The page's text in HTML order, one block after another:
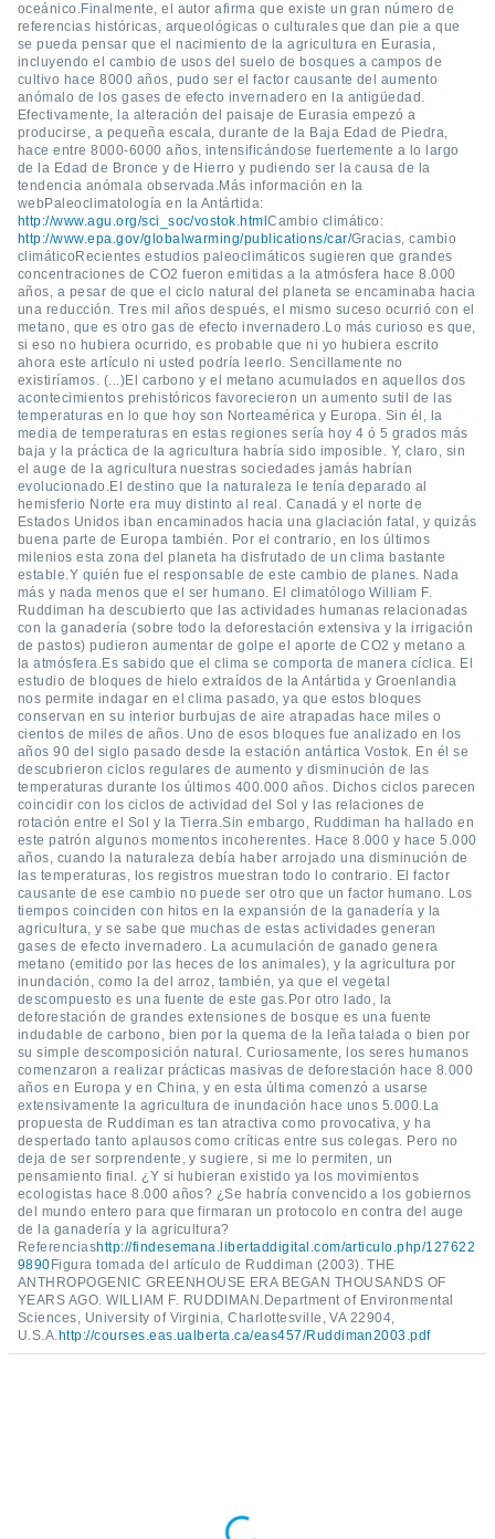
aceptar
de
sitio
En
que
sean
el sitio
se
para
ni para
o
aunque
no
Puedes
acceder a
web a
abono
únicos
similares
como
sitio
IP
de
posible
traten tus
en
interés
a lo que
Para
su
u
datos
momento
en
en
en
de
oceánico.Finalmente, el autor afirma que existe un gran número de
referencias históricas, arqueológicas o culturales que dan pie a que
se pueda pensar que el nacimiento de la agricultura en Eurasia,
incluyendo el cambio de usos del suelo de bosques a campos de
cultivo hace 8000 años, pudo ser el factor causante del aumento
anómalo de los gases de efecto invernadero en la antigüedad.
Efectivamente, la alteración del paisaje de Eurasia empezó a
producirse, a pequeña escala, durante de la Baja Edad de Piedra,
hace entre 8000-6000 años, intensificándose fuertemente a lo largo
de la Edad de Bronce y de Hierro y pudiendo ser la causa de la
tendencia anómala observada.Más información en la
webPaleoclimatología en la Antártida:
http://www.agu.org/sci_soc/vostok.htmlCambio climático:
http://www.epa.gov/globalwarming/publications/car/Gracias, cambio
climáticoRecientes estudios paleoclimáticos sugieren que grandes
concentraciones de CO2 fueron emitidas a la atmósfera hace 8.000
años, a pesar de que el ciclo natural del planeta se encaminaba hacia
una reducción. Tres mil años después, el mismo suceso ocurrió con el
metano, que es otro gas de efecto invernadero.Lo más curioso es que,
si eso no hubiera ocurrido, es probable que ni yo hubiera escrito
ahora este artículo ni usted podría leerlo. Sencillamente no
existiríamos. (...)El carbono y el metano acumulados en aquellos dos
acontecimientos prehistóricos favorecieron un aumento sutil de las
temperaturas en lo que hoy son Norteamérica y Europa. Sin él, la
media de temperaturas en estas regiones sería hoy 4 ó 5 grados más
baja y la práctica de la agricultura habría sido imposible. Y, claro, sin
el auge de la agricultura nuestras sociedades jamás habrían
evolucionado.El destino que la naturaleza le tenía deparado al
hemisferio Norte era muy distinto al real. Canadá y el norte de
Estados Unidos iban encaminados hacia una glaciación fatal, y quizás
buena parte de Europa también. Por el contrario, en los últimos
milenios esta zona del planeta ha disfrutado de un clima bastante
estable.Y quién fue el responsable de este cambio de planes. Nada
más y nada menos que el ser humano. El climatólogo William F.
Ruddiman ha descubierto que las actividades humanas relacionadas
con la ganadería (sobre todo la deforestación extensiva y la irrigación
de pastos) pudieron aumentar de golpe el aporte de CO2 y metano a
la atmósfera.Es sabido que el clima se comporta de manera cíclica. El
estudio de bloques de hielo extraídos de la Antártida y Groenlandia
nos permite indagar en el clima pasado, ya que estos bloques
conservan en su interior burbujas de aire atrapadas hace miles o
cientos de miles de años. Uno de esos bloques fue analizado en los
años 90 del siglo pasado desde la estación antártica Vostok. En él se
descubrieron ciclos regulares de aumento y disminución de las
temperaturas durante los últimos 400.000 años. Dichos ciclos parecen
coincidir con los ciclos de actividad del Sol y las relaciones de
rotación entre el Sol y la Tierra.Sin embargo, Ruddiman ha hallado en
este patrón algunos momentos incoherentes. Hace 8.000 y hace 5.000
años, cuando la naturaleza debía haber arrojado una disminución de
las temperaturas, los registros muestran todo lo contrario. El factor
causante de ese cambio no puede ser otro que un factor humano. Los
tiempos coinciden con hitos en la expansión de la ganadería y la
agricultura, y se sabe que muchas de estas actividades generan
gases de efecto invernadero. La acumulación de ganado genera
metano (emitido por las heces de los animales), y la agricultura por
inundación, como la del arroz, también, ya que el vegetal
descompuesto es una fuente de este gas.Por otro lado, la
deforestación de grandes extensiones de bosque es una fuente
indudable de carbono, bien por la quema de la leña talada o bien por
su simple descomposición natural. Curiosamente, los seres humanos
comenzaron a realizar prácticas masivas de deforestación hace 8.000
años en Europa y en China, y en esta última comenzó a usarse
extensivamente la agricultura de inundación hace unos 5.000.La
propuesta de Ruddiman es tan atractiva como provocativa, y ha
despertado tanto aplausos como críticas entre sus colegas. Pero no
deja de ser sorprendente, y sugiere, si me lo permiten, un
pensamiento final. ¿Y si hubieran existido ya los movimientos
ecologistas hace 8.000 años? ¿Se habría convencido a los gobiernos
del mundo entero para que firmaran un protocolo en contra del auge
de la ganadería y la agricultura?
Referenciashttp://findesemana.libertaddigital.com/articulo.php/127622
9890 Figura tomada del artículo de Ruddiman (2003). THE
ANTHROPOGENIC GREENHOUSE ERA BEGAN THOUSANDS OF
YEARS AGO. WILLIAM F. RUDDIMAN.Department of Environmental
Sciences, University of Virginia, Charlottesville, VA 22904,
U.S.A.http://courses.eas.ualberta.ca/eas457/Ruddiman2003.pdf